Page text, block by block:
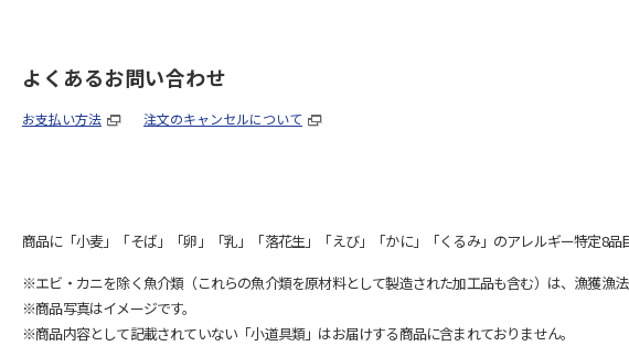
よくあるお問い合わせ
お支払い方法 注文のキャンセルについて
商品に「小麦」「そば」「卵」「乳」「落花生」「えび」「かに」「くるみ」のアレルギー特定8品
※エビ・カニを除く魚介類（これらの魚介類を原材料として製造された加工品も含む）は、漁獲漁
※商品写真はイメージです。
※商品内容として記載されていない「小道具類」はお届けする商品に含まれておりません。